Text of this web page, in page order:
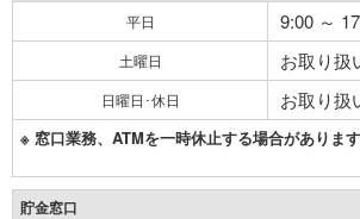
平日 9:00 ～
土曜日 お取り扱
日曜日･休日 お取り扱
※ 窓口業務、ATMを一時休止する場合があります
貯金窓口